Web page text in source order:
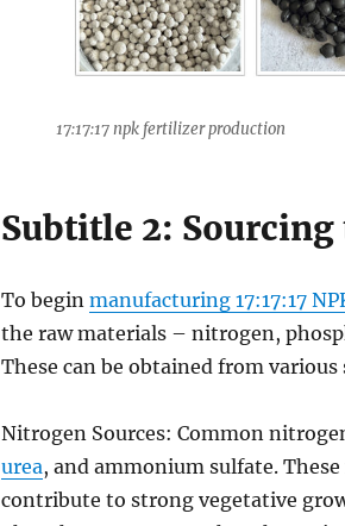
17:17:17 npk fertilizer production
Subtitle 2:
To begin manufacturing 17:17:17
the raw materials – nitrogen,
These can be obtained from
Nitrogen Sources: Common
urea, and ammonium sulfate.
contribute to strong vegetative